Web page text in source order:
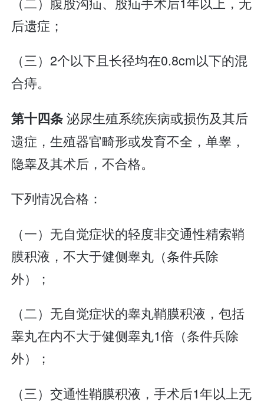
后遗症；
（三）2个以下且长径均在0.8cm以下的混
合痔。
第十四条泌尿生殖系统疾病或损伤及其后
遗症，生殖器官畸形或发育不全，单睾，
隐睾及其术后，不合格。
下列情况合格：
（一）无自觉症状的轻度非交通性精索鞘
膜积液，不大于健侧睾丸（条件兵除
外）；
（二）无自觉症状的睾丸鞘膜积液，包括
睾丸在内不大于健侧睾丸1倍（条件兵除
外）；
（三）交通性鞘膜积液，手术后1年以上无